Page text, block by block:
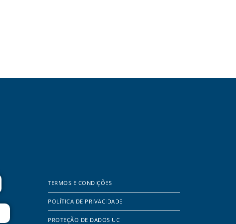
TERMOS E CONDIÇÕES
POLÍTICA DE PRIVACIDADE
PROTEÇÃO DE DADOS UC